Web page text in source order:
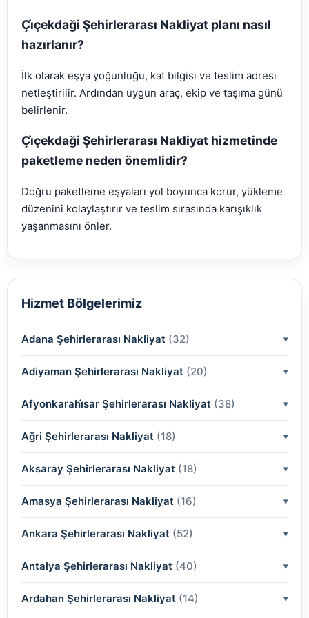
Çi̇çekdaği Şehirlerarası Nakliyat planı nasıl
hazırlanır?
İlk olarak eşya yoğunluğu, kat bilgisi ve teslim adresi
netleştirilir. Ardından uygun araç, ekip ve taşıma günü
belirlenir.
Çi̇çekdaği Şehirlerarası Nakliyat hizmetinde
paketleme neden önemlidir?
Doğru paketleme eşyaları yol boyunca korur, yükleme
düzenini kolaylaştırır ve teslim sırasında karışıklık
yaşanmasını önler.
Hizmet Bölgelerimiz
Adana Şehirlerarası Nakliyat (32)
(2)
(2)
(2)
(2)
(2)
(2)
(2)
(2)
Adiyaman Şehirlerarası Nakliyat (20)
(2)
(2)
(2)
(2)
(2)
(2)
(2)
Afyonkarahi̇sar Şehirlerarası Nakliyat (38)
(2)
(2)
(2)
(2)
(2)
(2)
Ağri Şehirlerarası Nakliyat (18)
(2)
(2)
(2)
(2)
(2)
Aksaray Şehirlerarası Nakliyat (18)
(2)
(2)
(2)
(2)
Amasya Şehirlerarası Nakliyat (16)
(2)
(2)
(2)
Ankara Şehirlerarası Nakliyat (52)
(2)
(2)
Antalya Şehirlerarası Nakliyat (40)
(2)
Ardahan Şehirlerarası Nakliyat (14)